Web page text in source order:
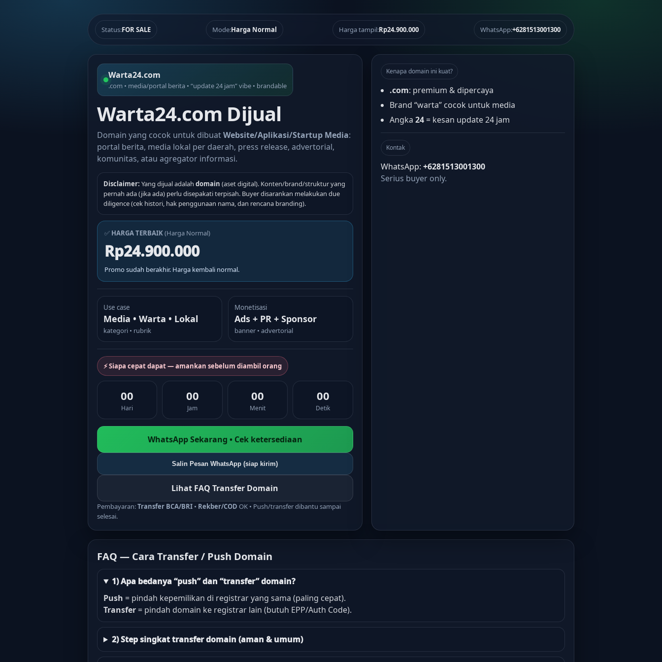
Status:FOR SALE Mode:Harga Normal Harga tampil:Rp24.900.000 WhatsApp:+6281513001300
Warta24.com
.com • media/portal berita • “update 24 jam” vibe • brandable
Warta24.com Dijual
Domain yang cocok untuk dibuatWebsite/Aplikasi/Startup Media:
portal berita, media lokal per daerah, press release, advertorial,
komunitas, atau agregator informasi.
Disclaimer: Yang dijual adalah domain (aset digital). Konten/brand/struktur yang
pernah ada (jika ada) perlu disepakati terpisah. Buyer disarankan melakukan due
diligence (cek histori, hak penggunaan nama, dan rencana branding).
✅ HARGA TERBAIK(Harga Normal)
Rp24.900.000
Promo sudah berakhir. Harga kembali normal.
Use case
Media • Warta • Lokal
kategori • rubrik
Monetisasi
Ads + PR + Sponsor
banner • advertorial
⚡ Siapa cepat dapat — amankan sebelum diambil orang
00
Hari
00
Jam
00
Menit
00
Detik
WhatsApp Sekarang • Cek ketersediaan
Salin Pesan WhatsApp (siap kirim)
Lihat FAQ Transfer Domain
Pembayaran:Transfer BCA/BRI • Rekber/COD OK • Push/transfer dibantu sampai
selesai.
Kenapa domain ini kuat?
.com: premium & dipercaya
Brand “warta” cocok untuk media
Angka 24= kesan update 24 jam
Kontak
WhatsApp: +6281513001300
Serius buyer only.
FAQ — Cara Transfer / Push Domain
1) Apa bedanya “push” dan “transfer” domain?
Push = pindah kepemilikan di registrar yang sama (paling cepat).
Transfer = pindah domain ke registrar lain (butuh EPP/Auth Code).
2) Step singkat transfer domain (aman & umum)